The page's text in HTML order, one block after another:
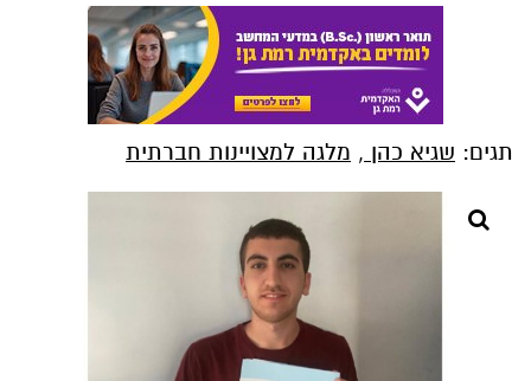
תגים: שגיא כהן , מלגה למצויינות חברתית